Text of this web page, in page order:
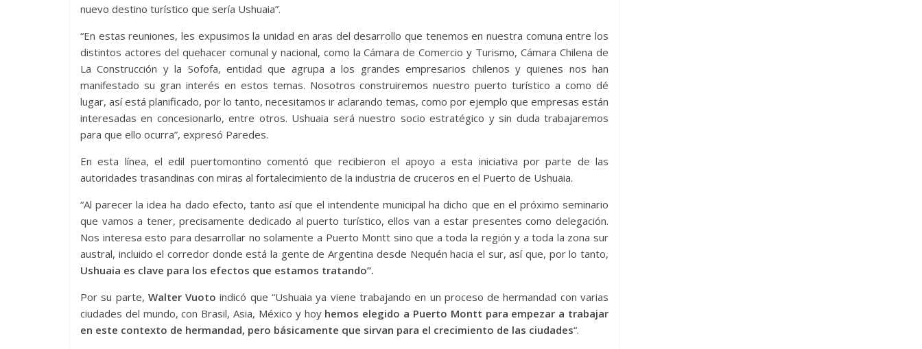
nuevo destino turístico que sería Ushuaia”.
“En estas reuniones, les expusimos la unidad en aras del desarrollo que tenemos en nuestra comuna entre los
distintos actores del quehacer comunal y nacional, como la Cámara de Comercio y Turismo, Cámara Chilena de
La Construcción y la Sofofa, entidad que agrupa a los grandes empresarios chilenos y quienes nos han
manifestado su gran interés en estos temas. Nosotros construiremos nuestro puerto turístico a como dé
lugar, así está planificado, por lo tanto, necesitamos ir aclarando temas, como por ejemplo que empresas están
interesadas en concesionarlo, entre otros. Ushuaia será nuestro socio estratégico y sin duda trabajaremos
para que ello ocurra”, expresó Paredes.
En esta línea, el edil puertomontino comentó que recibieron el apoyo a esta iniciativa por parte de las
autoridades trasandinas con miras al fortalecimiento de la industria de cruceros en el Puerto de Ushuaia.
“Al parecer la idea ha dado efecto, tanto así que el intendente municipal ha dicho que en el próximo seminario
que vamos a tener, precisamente dedicado al puerto turístico, ellos van a estar presentes como delegación.
Nos interesa esto para desarrollar no solamente a Puerto Montt sino que a toda la región y a toda la zona sur
austral, incluido el corredor donde está la gente de Argentina desde Nequén hacia el sur, así que, por lo tanto,
Ushuaia es clave para los efectos que estamos tratando”.
Por su parte, Walter Vuoto indicó que “Ushuaia ya viene trabajando en un proceso de hermandad con varias
ciudades del mundo, con Brasil, Asia, México y hoyhemos elegido a Puerto Montt para empezar a trabajar
en este contexto de hermandad, pero básicamente que sirvan para el crecimiento de las ciudades“.